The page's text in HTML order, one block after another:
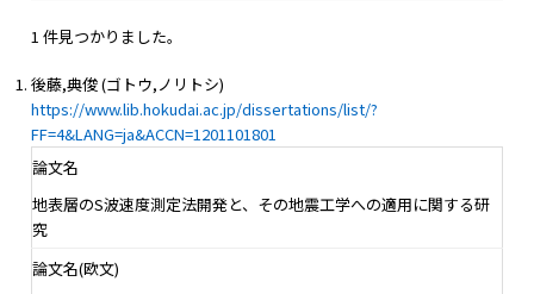
1 件見つかりました。
後藤,典俊 (ゴトウ,ノリトシ)
https://www.lib.hokudai.ac.jp/dissertations/list/?
FF=4&LANG=ja&ACCN=1201101801
論文名
地表層のS波速度測定法開発と、その地震工学への適用に関する研
究
論文名(欧文)